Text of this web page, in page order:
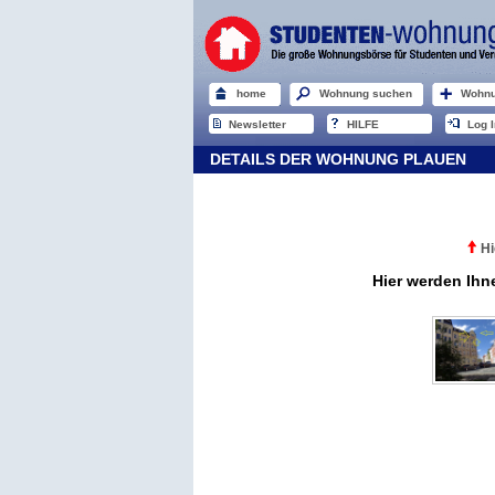
home Wohnung suchen
Newsletter HILFE Log
DETAILS DER WOHNUNG PLAUEN
Hier werden